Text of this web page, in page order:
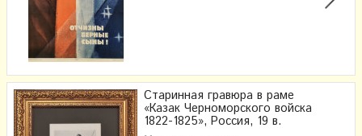
Старинная гравюра в раме
«Казак Черноморского войска
1822-1825», Россия, 19 в.